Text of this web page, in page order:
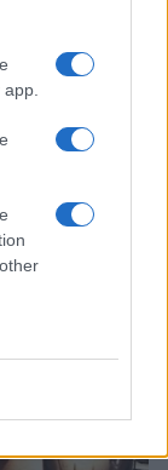
i criteri dei